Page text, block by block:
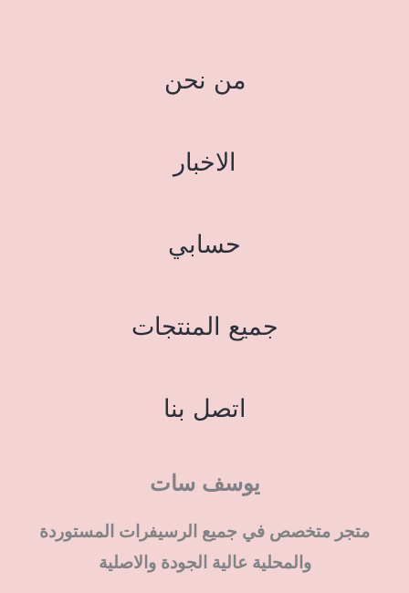
من نحن
الاخبار
حسابي
جميع المنتجات
اتصل بنا
يوسف سات
متجر متخصص في جميع الرسيفرات المستوردة
والمحلية عالية الجودة والاصلية